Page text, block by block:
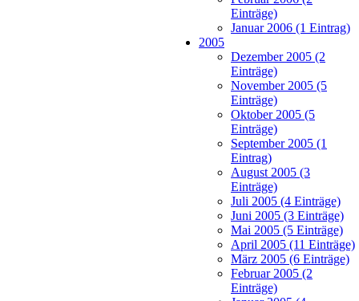
Einträge)
Januar 2006 (1 Eintrag)
2005
Dezember 2005 (2
Einträge)
November 2005 (5
Einträge)
Oktober 2005 (5
Einträge)
September 2005 (1
Eintrag)
August 2005 (3
Einträge)
Juli 2005 (4 Einträge)
Juni 2005 (3 Einträge)
Mai 2005 (5 Einträge)
April 2005 (11 Einträge)
März 2005 (6 Einträge)
Februar 2005 (2
Einträge)